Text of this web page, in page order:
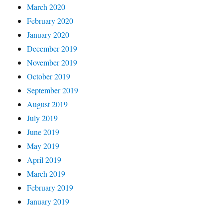
March 2020
February 2020
January 2020
December 2019
November 2019
October 2019
September 2019
August 2019
July 2019
June 2019
May 2019
April 2019
March 2019
February 2019
January 2019